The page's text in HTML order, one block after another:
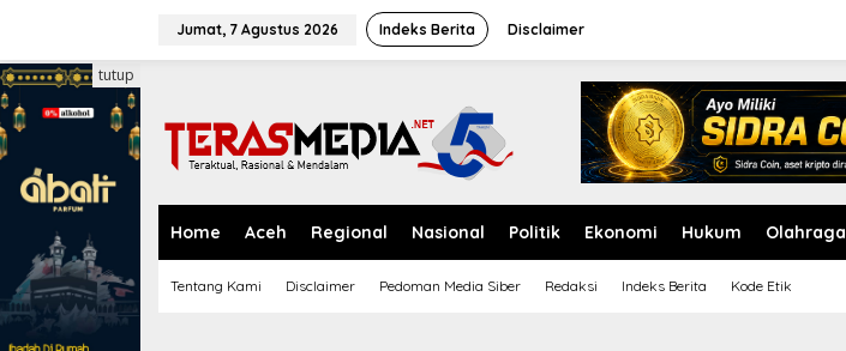
a
t
i
k
e
Jumat, 7 Agustus 2026 Indeks Berita Disclaimer
Home Aceh Regional Nasional Politik Ekonomi Hukum Olahraga
Tentang Kami Disclaimer Pedoman Media Siber Redaksi Indeks Berita Kode Etik
tutup